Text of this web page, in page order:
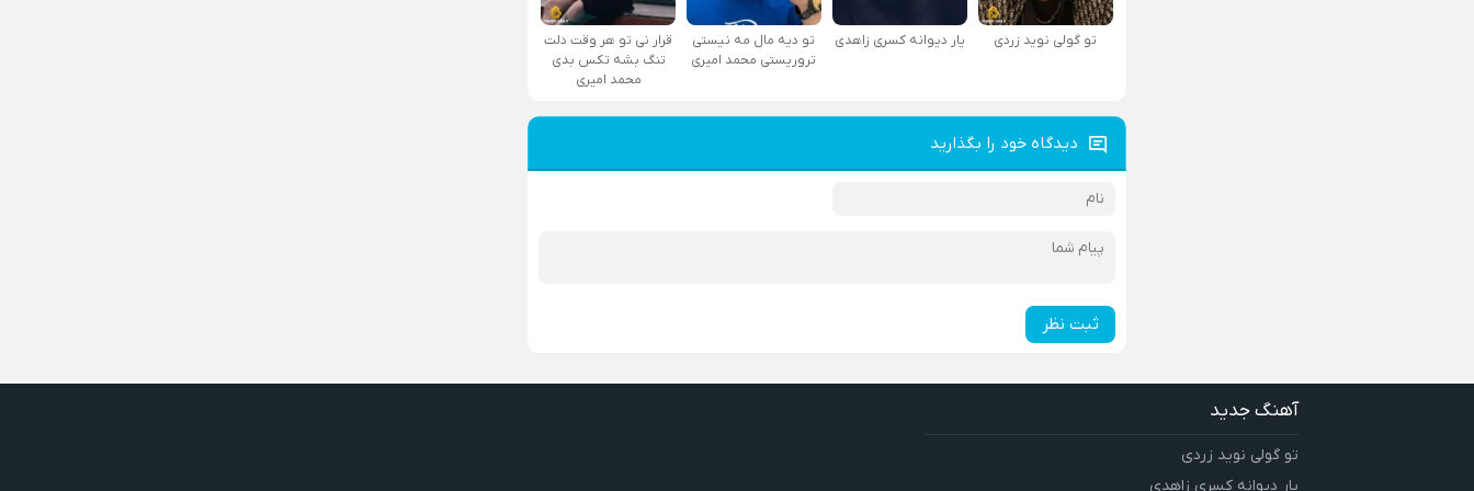
تو گولی نوید زردی یار دیوانه کسری زاهدی
تو دیه مال مه نیستی
تروریستی محمد امیری
قرار نی تو هر وقت دلت
تنگ بشه تکس بدی
محمد امیری
دیدگاه خود را بگذارید
ثبت نظر
آهنگ جدید
تو گولی نوید زردی
یار دیوانه کسری زاهدی